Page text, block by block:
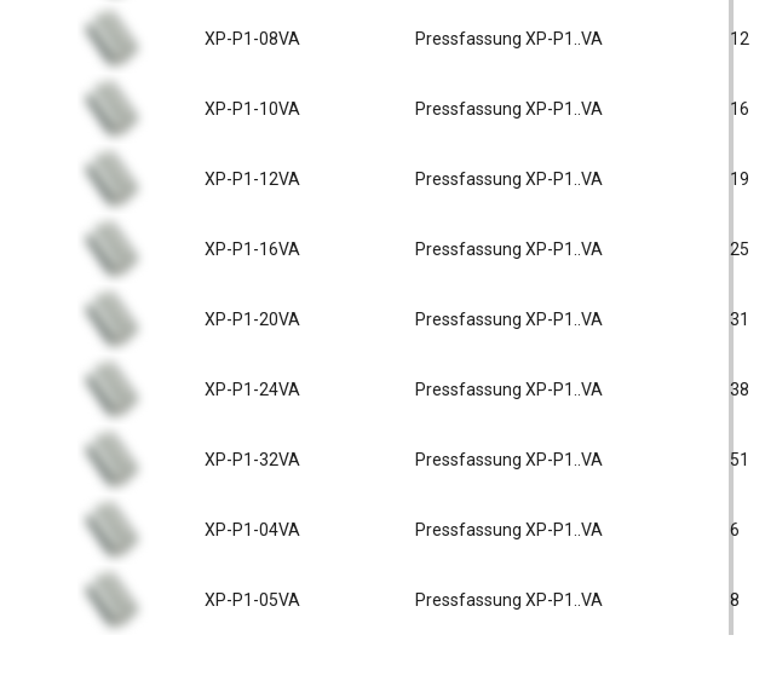
XP-P1-08VA Pressfassung XP-P1..VA 12
XP-P1-10VA Pressfassung XP-P1..VA 16
XP-P1-12VA Pressfassung XP-P1..VA 19
XP-P1-16VA Pressfassung XP-P1..VA 25
XP-P1-20VA Pressfassung XP-P1..VA 31
XP-P1-24VA Pressfassung XP-P1..VA 38
XP-P1-32VA Pressfassung XP-P1..VA 51
XP-P1-04VA Pressfassung XP-P1..VA 6
XP-P1-05VA Pressfassung XP-P1..VA 8